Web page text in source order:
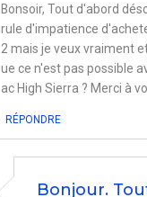
Bonsoir, Tout d'abord
rule d'impatience
2 mais je veux vraiment
ue ce n'est pas possible
ac High Sierra ? Merci à
RÉPONDRE
Bonjour.